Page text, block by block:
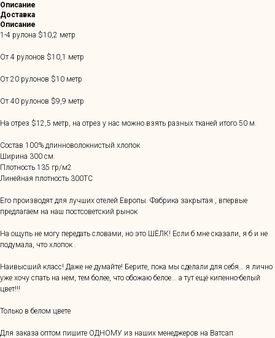
Описание
Доставка
Описание
1-4 рулона $10,2 метр
От 4 рулонов $10,1 метр
От 20 рулонов $10 метр
От 40 рулонов $9,9 метр
На отрез $12,5 метр, на отрез у нас можно взять разных тканей итого 50 м.
Состав 100% длинноволокнистый хлопок
Ширина 300 см.
Плотность 135 гр/м2
Линейная плотность 300ТС
Его производят для лучших отелей Европы. Фабрика закрытая , впервые
предлагаем на наш постсоветский рынок
На ощупь не могу передать словами, но это ШЁЛК! Если б мне сказали, я б и не
подумала, что хлопок .
Наивысший класс! Даже не думайте! Берите, пока мы сделали для себя… я лично
уже хочу спать на нем, тем более, что обожаю белое... а тут ещё кипенно-белый
цвет!!!
Только в белом цвете
Для заказа оптом пишите ОДНОМУ из наших менеджеров на Ватсап